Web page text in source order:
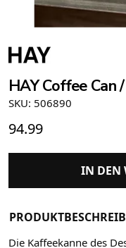
HAY Coffee Can
SKU: 506890
94.99
IN DEN
Die Kaffeekanne des